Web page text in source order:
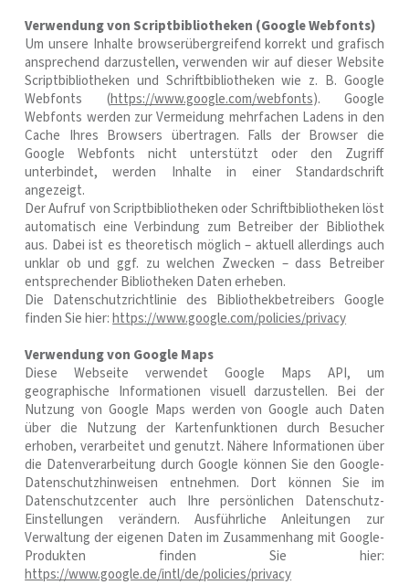
Verwendung von Scriptbibliotheken (Google Webfonts)
Um unsere Inhalte browserübergreifend korrekt und grafisch
ansprechend darzustellen, verwenden wir auf dieser Website
Scriptbibliotheken und Schriftbibliotheken wie z. B. Google
Webfonts (https://www.google.com/webfonts). Google
Webfonts werden zur Vermeidung mehrfachen Ladens in den
Cache Ihres Browsers übertragen. Falls der Browser die
Google Webfonts nicht unterstützt oder den Zugriff
unterbindet, werden Inhalte in einer Standardschrift
angezeigt.
Der Aufruf von Scriptbibliotheken oder Schriftbibliotheken löst
automatisch eine Verbindung zum Betreiber der Bibliothek
aus. Dabei ist es theoretisch möglich – aktuell allerdings auch
unklar ob und ggf. zu welchen Zwecken – dass Betreiber
entsprechender Bibliotheken Daten erheben.
Die Datenschutzrichtlinie des Bibliothekbetreibers Google
finden Sie hier:https://www.google.com/policies/privacy
Verwendung von Google Maps
Diese Webseite verwendet Google Maps API, um
geographische Informationen visuell darzustellen. Bei der
Nutzung von Google Maps werden von Google auch Daten
über die Nutzung der Kartenfunktionen durch Besucher
erhoben, verarbeitet und genutzt. Nähere Informationen über
die Datenverarbeitung durch Google können Sie den Google-
Datenschutzhinweisen entnehmen. Dort können Sie im
Datenschutzcenter auch Ihre persönlichen Datenschutz-
Einstellungen verändern. Ausführliche Anleitungen zur
Verwaltung der eigenen Daten im Zusammenhang mit Google-
Produkten finden Sie hier:
https://www.google.de/intl/de/policies/privacy